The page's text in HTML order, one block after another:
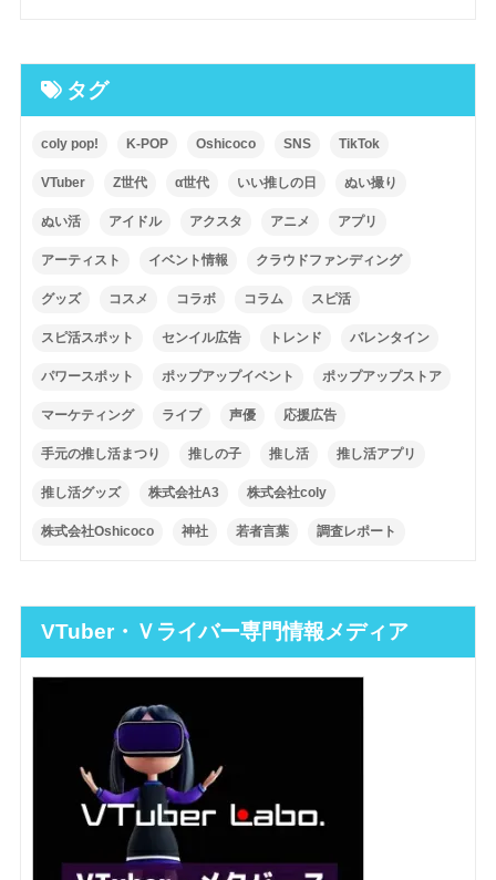
タグ
coly pop! K-POP Oshicoco SNS TikTok
VTuber Z世代 α世代 いい推しの日 ぬい撮り
ぬい活 アイドル アクスタ アニメ アプリ
アーティスト イベント情報 クラウドファンディング
グッズ コスメ コラボ コラム スピ活
スピ活スポット センイル広告 トレンド バレンタイン
パワースポット ポップアップイベント ポップアップストア
マーケティング ライブ 声優 応援広告
手元の推し活まつり 推しの子 推し活 推し活アプリ
推し活グッズ 株式会社A3 株式会社coly
株式会社Oshicoco 神社 若者言葉 調査レポート
VTuber・Ｖライバー専門情報メディア